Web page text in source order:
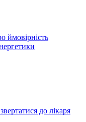
ймовірність
до лікаря